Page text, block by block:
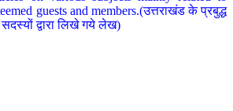
guests and members.(उत्तराखंड के प्रबुद्ध
द्वारा लिखे गये लेख)